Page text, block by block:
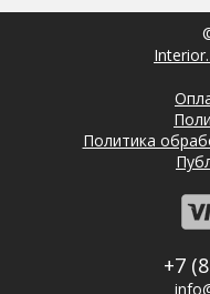
Политика
+7